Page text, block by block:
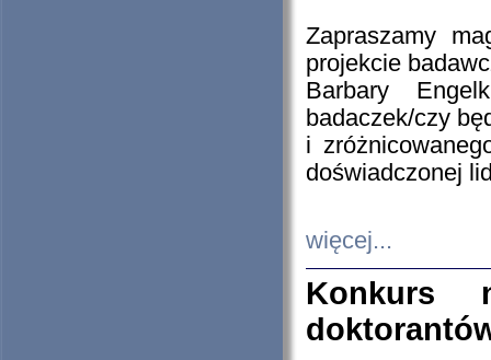
Zapraszamy
projekcie
Barbary
badaczek/czy
i
doświadczonej
więcej...
Konkurs